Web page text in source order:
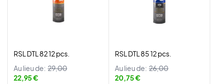
RSL DTL 82 12 pcs.
Au lieu de: 29,00
22,95 €
RSL DTL 85 12 pcs.
Au lieu de: 26,00
20,75 €